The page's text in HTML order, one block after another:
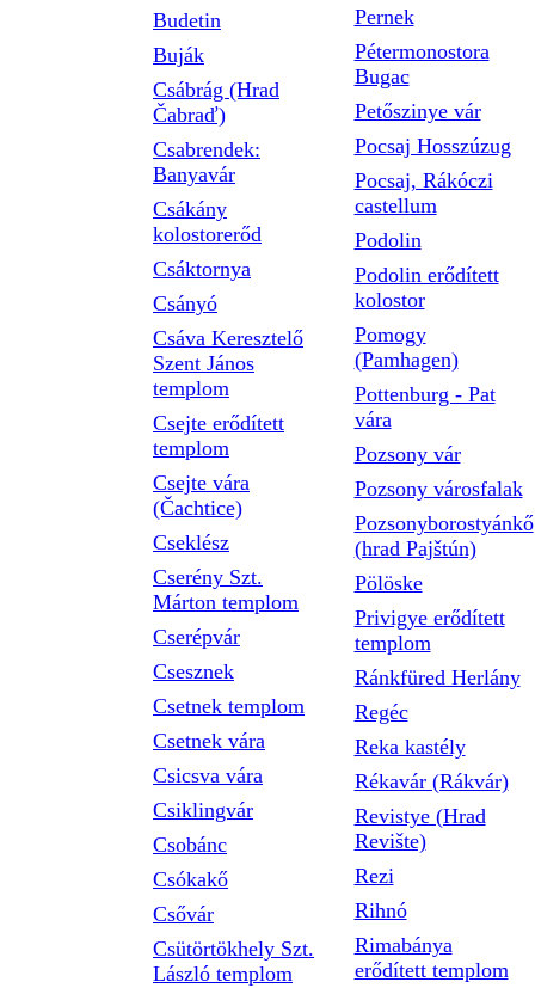
Budetin
Buják
Csábrág (Hrad
Čabraď)
Csabrendek:
Banyavár
Csákány
kolostorerőd
Csáktornya
Csányó
Csáva Keresztelő
Szent János
templom
Csejte erődített
templom
Csejte vára
(Čachtice)
Cseklész
Cserény Szt.
Márton templom
Cserépvár
Csesznek
Csetnek templom
Csetnek vára
Csicsva vára
Csiklingvár
Csobánc
Csókakő
Csővár
Csütörtökhely Szt.
László templom
Pernek
Pétermonostora
Bugac
Petőszinye vár
Pocsaj Hosszúzug
Pocsaj, Rákóczi
castellum
Podolin
Podolin erődített
kolostor
Pomogy
(Pamhagen)
Pottenburg - Pat
vára
Pozsony vár
Pozsony városfalak
Pozsonyborostyánkő
(hrad Pajštún)
Pölöske
Privigye erődített
templom
Ránkfüred Herlány
Regéc
Reka kastély
Rékavár (Rákvár)
Revistye (Hrad
Revište)
Rezi
Rihnó
Rimabánya
erődített templom